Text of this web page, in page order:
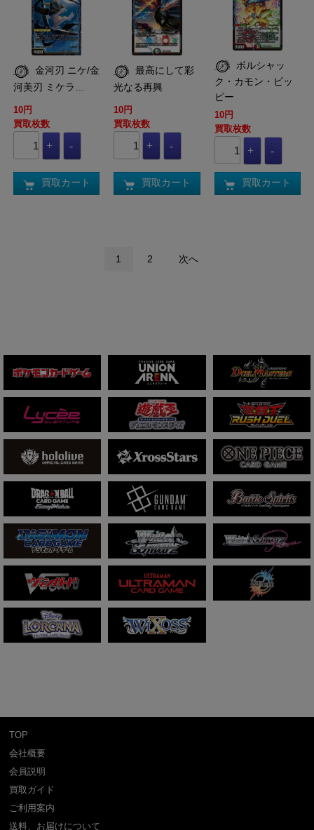
河美刃 ミケラ…
10円
買取枚数
買取カート
最高にして彩
光なる再興
10円
買取枚数
買取カート
ク・カモン・ピッ
ピー
10円
買取枚数
買取カート
1 2 次へ
TOP
会社概要
会員説明
買取ガイド
ご利用案内
送料、お届けについて